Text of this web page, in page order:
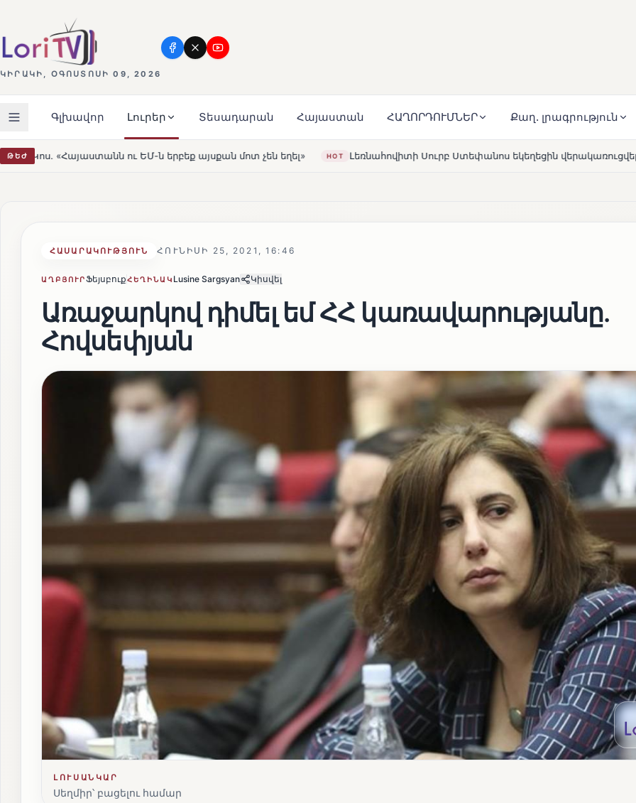
ԿԻՐԱԿԻ, ՕԳՈՍՏՈՍԻ 09, 2026
Գլխավոր Լուրեր Տեսադարան Հայաստան ՀԱՂՈՐԴՈՒՄՆԵՐ Քաղ. լրագրություն
ԹԵԺն երբեք այսքան մոտ չեն եղել» HOT Լեռնահովիտի Սուրբ Ստեփանոս եկեղեցին վերակառուցվել է Կարապետյան
ՀԱՍԱՐԱԿՈՒԹՅՈՒՆ ՀՈՒՆԻՍԻ 25, 2021, 16:46
ԱՂԲՅՈՒՐՖեյսբուքՀԵՂԻՆԱԿ Lusine Sargsyan Կիսվել
Առաջարկով դիմել եմ ՀՀ կառավարությանը.
Հովսեփյան
ԼՈՒՍԱՆԿԱՐ
Սեղմիր՝ բացելու համար